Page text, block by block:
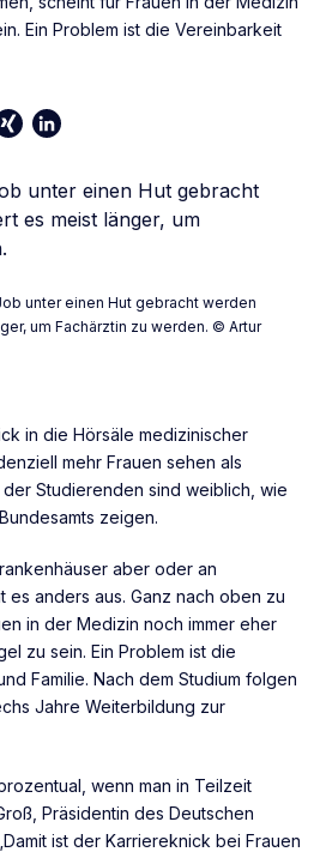
Ein Problem ist die Vereinbarkeit
LinkedIn
unter einen Hut gebracht werden
um Fachärztin zu werden. © Artur
in die Hörsäle medizinischer
mehr Frauen sehen als
der Studierenden sind weiblich, wie
zeigen.
aber oder an
es anders aus. Ganz nach oben zu
in der Medizin noch immer eher
zu sein. Ein Problem ist die
Familie. Nach dem Studium folgen
Jahre Weiterbildung zur
wenn man in Teilzeit
Präsidentin des Deutschen
ist der Karriereknick bei Frauen